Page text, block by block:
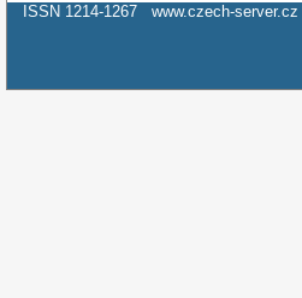
ISSN 1214-1267 www.czech-server.cz